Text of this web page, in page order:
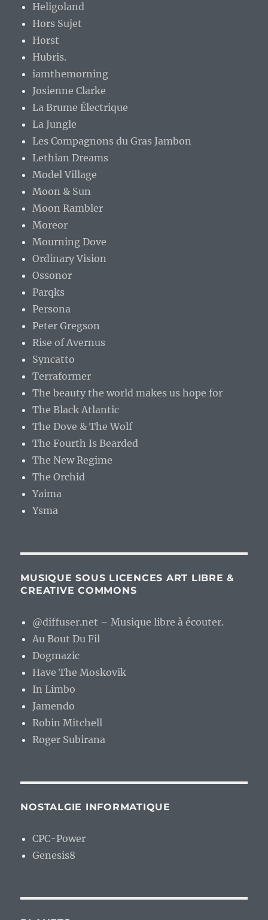
Heligoland
Hors Sujet
Horst
Hubris.
iamthemorning
Josienne Clarke
La Brume Électrique
La Jungle
Les Compagnons du Gras Jambon
Lethian Dreams
Model Village
Moon & Sun
Moon Rambler
Moreor
Mourning Dove
Ordinary Vision
Ossonor
Parqks
Persona
Peter Gregson
Rise of Avernus
Syncatto
Terraformer
The beauty the world makes us hope for
The Black Atlantic
The Dove & The Wolf
The Fourth Is Bearded
The New Regime
The Orchid
Yaima
Ysma
MUSIQUE SOUS LICENCES ART LIBRE &
CREATIVE COMMONS
@diffuser.net – Musique libre à écouter.
Au Bout Du Fil
Dogmazic
Have The Moskovik
In Limbo
Jamendo
Robin Mitchell
Roger Subirana
NOSTALGIE INFORMATIQUE
CPC-Power
Genesis8